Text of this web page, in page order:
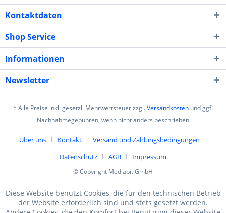
Kontaktdaten
Shop Service
Informationen
Newsletter
* Alle Preise inkl. gesetzl. Mehrwertsteuer zzgl.Versandkosten und ggf.
Nachnahmegebühren, wenn nicht anders beschrieben
Über uns Kontakt
Versand und Zahlungsbedingungen
Datenschutz
AGB Impressum
© Copyright Mediabit GmbH
Diese Website benutzt Cookies, die für den technischen Betrieb
der Website erforderlich sind und stets gesetzt werden.